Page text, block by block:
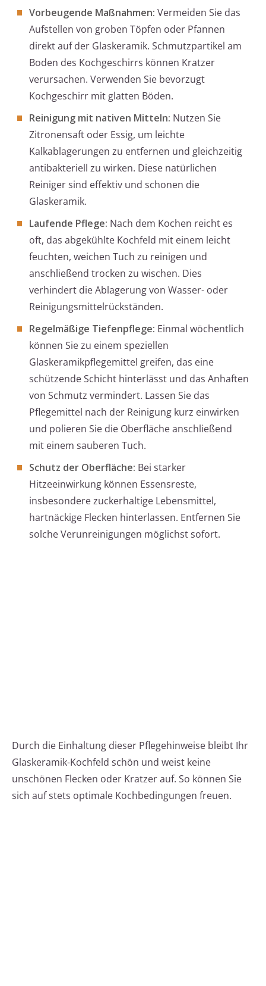
Vorbeugende Maßnahmen: Vermeiden Sie das
Aufstellen von groben Töpfen oder Pfannen
direkt auf der Glaskeramik. Schmutzpartikel am
Boden des Kochgeschirrs können Kratzer
verursachen. Verwenden Sie bevorzugt
Kochgeschirr mit glatten Böden.
Reinigung mit nativen Mitteln: Nutzen Sie
Zitronensaft oder Essig, um leichte
Kalkablagerungen zu entfernen und gleichzeitig
antibakteriell zu wirken. Diese natürlichen
Reiniger sind effektiv und schonen die
Glaskeramik.
Laufende Pflege: Nach dem Kochen reicht es
oft, das abgekühlte Kochfeld mit einem leicht
feuchten, weichen Tuch zu reinigen und
anschließend trocken zu wischen. Dies
verhindert die Ablagerung von Wasser- oder
Reinigungsmittelrückständen.
Regelmäßige Tiefenpflege: Einmal wöchentlich
können Sie zu einem speziellen
Glaskeramikpflegemittel greifen, das eine
schützende Schicht hinterlässt und das Anhaften
von Schmutz vermindert. Lassen Sie das
Pflegemittel nach der Reinigung kurz einwirken
und polieren Sie die Oberfläche anschließend
mit einem sauberen Tuch.
Schutz der Oberfläche: Bei starker
Hitzeeinwirkung können Essensreste,
insbesondere zuckerhaltige Lebensmittel,
hartnäckige Flecken hinterlassen. Entfernen Sie
solche Verunreinigungen möglichst sofort.
Durch die Einhaltung dieser Pflegehinweise bleibt Ihr
Glaskeramik-Kochfeld schön und weist keine
unschönen Flecken oder Kratzer auf. So können Sie
sich auf stets optimale Kochbedingungen freuen.